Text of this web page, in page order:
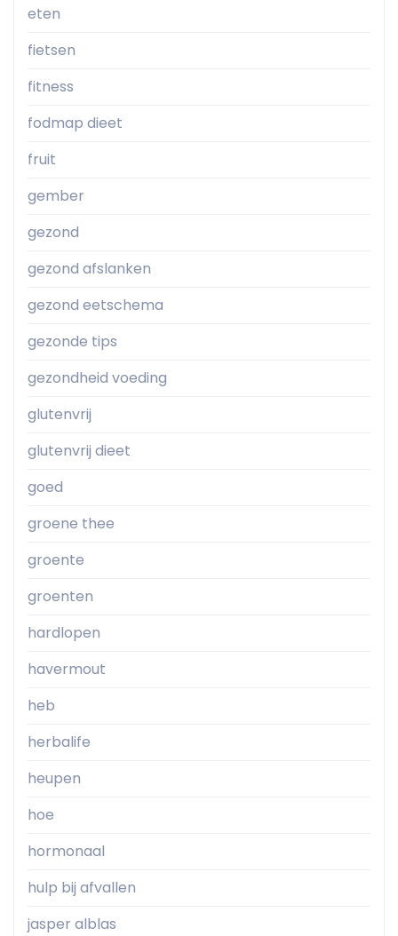
eten
fietsen
fitness
fodmap dieet
fruit
gember
gezond
gezond afslanken
gezond eetschema
gezonde tips
gezondheid voeding
glutenvrij
glutenvrij dieet
goed
groene thee
groente
groenten
hardlopen
havermout
heb
herbalife
heupen
hoe
hormonaal
hulp bij afvallen
jasper alblas